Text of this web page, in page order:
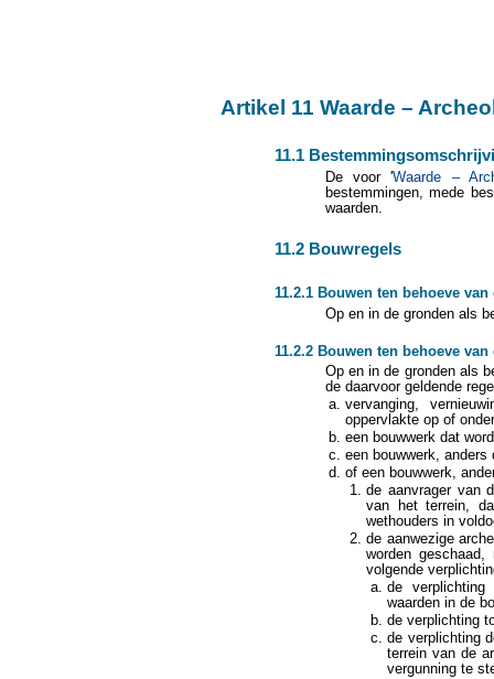
Artikel 11 Waarde –
11.1
De voor 'Waarde –
bestemmingen, mede
waarden.
11.2 Bouwregels
11.2.1 Bouwen ten behoeve
Op en in de gronden als
11.2.2 Bouwen ten behoeve
Op en in de gronden als
de daarvoor geldende
vervanging,
oppervlakte op of
een bouwwerk dat
een bouwwerk,
of een bouwwerk,
de aanvrager van
van het terrein,
wethouders in
de aanwezige
worden
volgende
de verplichting
waarden in de
de verplichting
de verplichting
terrein van de
vergunning te